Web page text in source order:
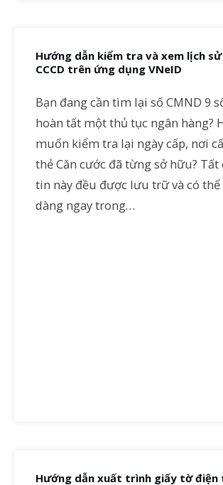
Hướng dẫn kiểm tra và xem lịch
CCCD trên ứng dụng VNeID
Bạn đang cần tìm lại số CMND 9
hoàn tất một thủ tục ngân hàng?
muốn kiểm tra lại ngày cấp, nơi
thẻ Căn cước đã từng sở hữu? Tất
tin này đều được lưu trữ và có
dàng ngay trong…
Hướng dẫn xuất trình giấy tờ điện